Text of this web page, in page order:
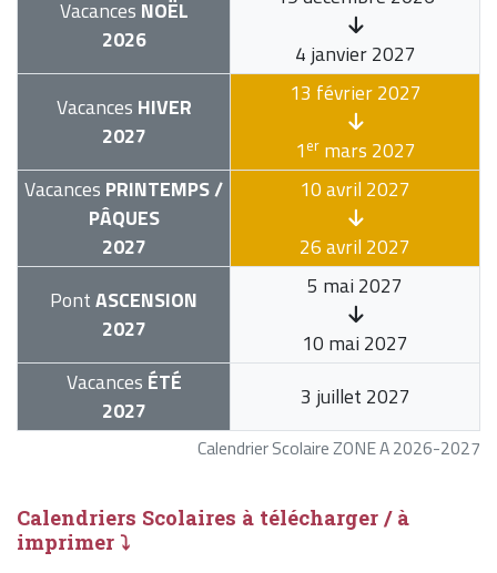
Calendrier Scolaire ZONE A 2026-2027
Vacances NOËL
2026
4 janvier 2027
Vacances HIVER
2027
13 février 2027
1ermars 2027
Vacances PRINTEMPS /
PÂQUES
2027
10 avril 2027
26 avril 2027
PontASCENSION
2027
5 mai 2027
10 mai 2027
Vacances ÉTÉ
2027
3 juillet 2027
Calendriers Scolaires à télécharger / à
imprimer ⤵